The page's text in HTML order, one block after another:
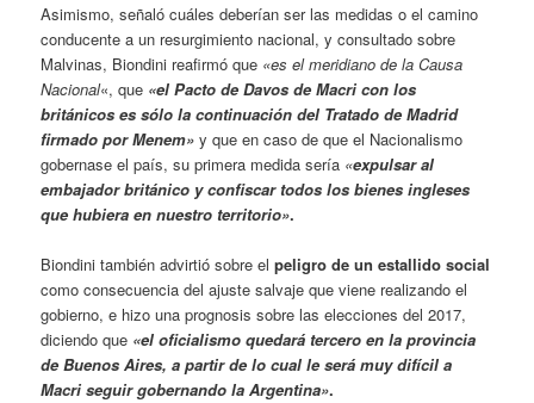
Asimismo, señaló cuáles deberían ser las medidas o el camino
conducente a un resurgimiento nacional, y consultado sobre
Malvinas, Biondini reafirmó que «es el meridiano de la Causa
Nacional«, que «el Pacto de Davos de Macri con los
británicos es sólo la continuación del Tratado de Madrid
firmado por Menem» y que en caso de que el Nacionalismo
gobernase el país, su primera medida sería «expulsar al
embajador británico y confiscar todos los bienes ingleses
que hubiera en nuestro territorio».
Biondini también advirtió sobre elpeligro de un estallido social
como consecuencia del ajuste salvaje que viene realizando el
gobierno, e hizo una prognosis sobre las elecciones del 2017,
diciendo que «el oficialismo quedará tercero en la provincia
de Buenos Aires, a partir de lo cual le será muy difícil a
Macri seguir gobernando la Argentina».